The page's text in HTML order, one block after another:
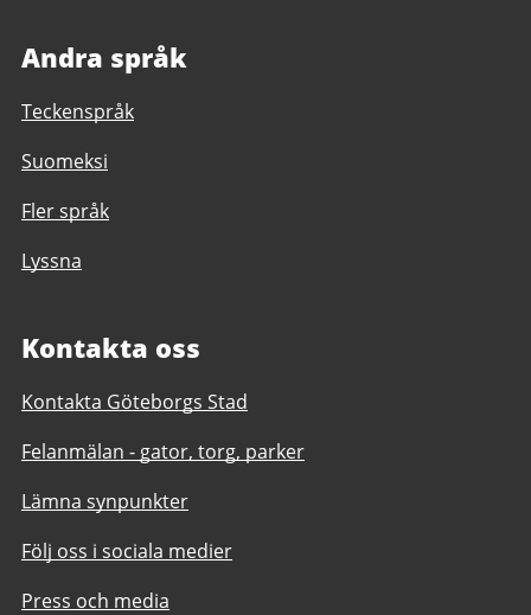
Andra språk
Teckenspråk
Suomeksi
Fler språk
Lyssna
Kontakta oss
Kontakta Göteborgs Stad
Felanmälan - gator, torg, parker
Lämna synpunkter
Följ oss i sociala medier
Press och media